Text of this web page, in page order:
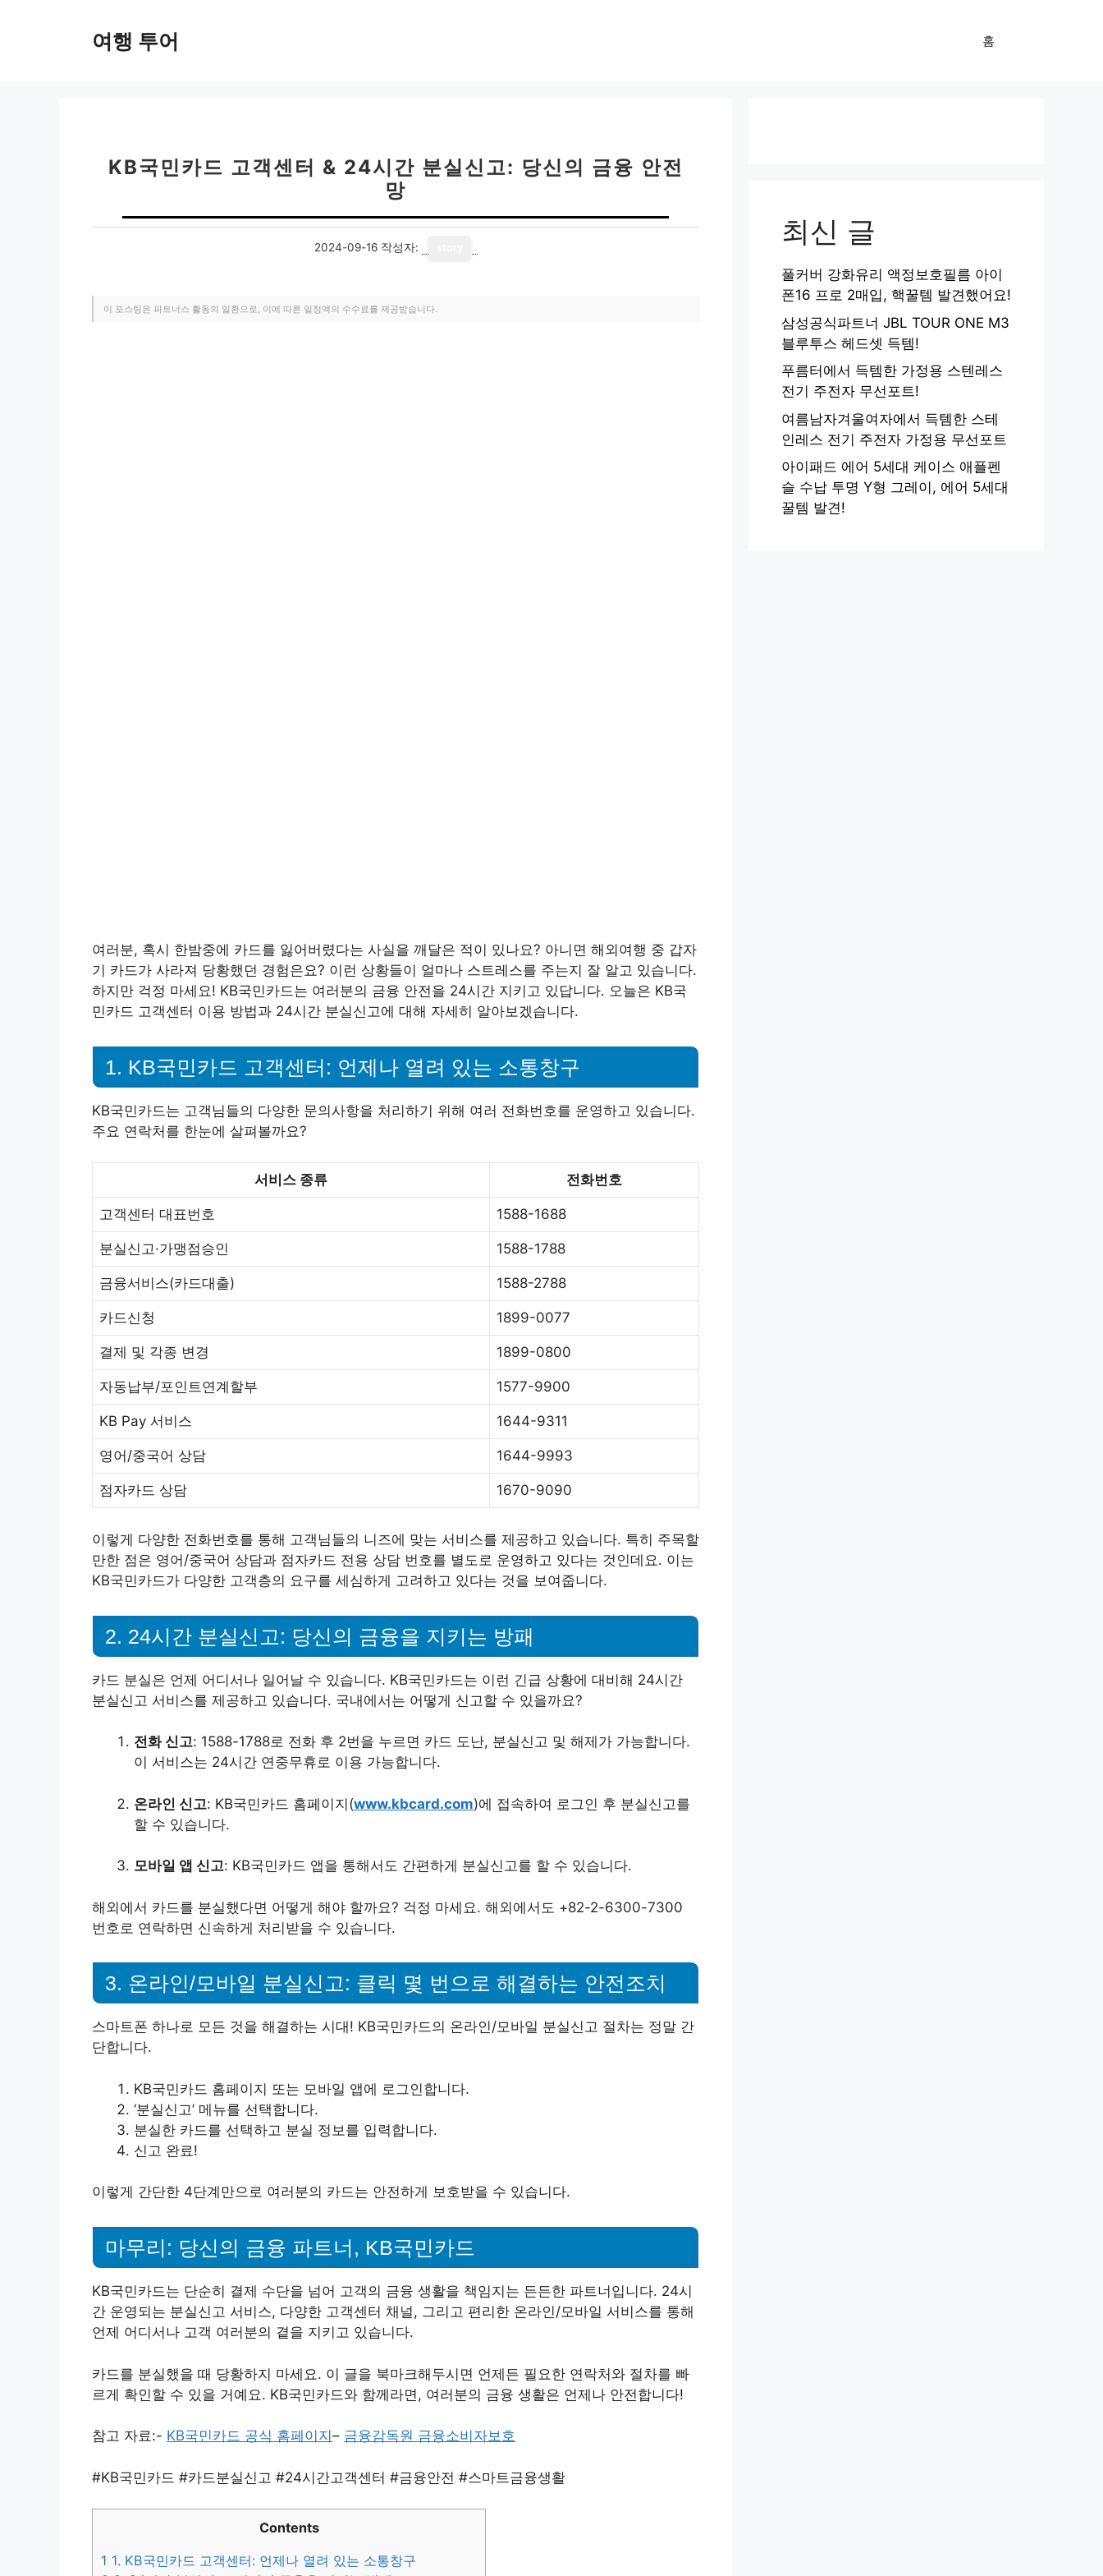
여행 투어 홈
KB국민카드 고객센터 & 24시간 분실신고: 당신의 금융 안전
망
2024-09-16 작성자:
이 포스팅은 파트너스 활동의 일환으로, 이에 따른 일정액의 수수료를 제공받습니다.
여러분, 혹시 한밤중에 카드를 잃어버렸다는 사실을 깨달은 적이 있나요? 아니면 해외여행 중 갑자
기 카드가 사라져 당황했던 경험은요? 이런 상황들이 얼마나 스트레스를 주는지 잘 알고 있습니다.
하지만 걱정 마세요! KB국민카드는 여러분의 금융 안전을 24시간 지키고 있답니다. 오늘은 KB국
민카드 고객센터 이용 방법과 24시간 분실신고에 대해 자세히 알아보겠습니다.
1. KB국민카드 고객센터: 언제나 열려 있는 소통창구
KB국민카드는 고객님들의 다양한 문의사항을 처리하기 위해 여러 전화번호를 운영하고 있습니다.
주요 연락처를 한눈에 살펴볼까요?
서비스 종류 전화번호
고객센터 대표번호 1588-1688
분실신고·가맹점승인 1588-1788
금융서비스(카드대출) 1588-2788
카드신청 1899-0077
결제 및 각종 변경 1899-0800
자동납부/포인트연계할부 1577-9900
KB Pay 서비스 1644-9311
영어/중국어 상담 1644-9993
점자카드 상담 1670-9090
이렇게 다양한 전화번호를 통해 고객님들의 니즈에 맞는 서비스를 제공하고 있습니다. 특히 주목할
만한 점은 영어/중국어 상담과 점자카드 전용 상담 번호를 별도로 운영하고 있다는 것인데요. 이는
KB국민카드가 다양한 고객층의 요구를 세심하게 고려하고 있다는 것을 보여줍니다.
2. 24시간 분실신고: 당신의 금융을 지키는 방패
카드 분실은 언제 어디서나 일어날 수 있습니다. KB국민카드는 이런 긴급 상황에 대비해 24시간
분실신고 서비스를 제공하고 있습니다. 국내에서는 어떻게 신고할 수 있을까요?
전화 신고: 1588-1788로 전화 후 2번을 누르면 카드 도난, 분실신고 및 해제가 가능합니다.
이 서비스는 24시간 연중무휴로 이용 가능합니다.
온라인 신고: KB국민카드 홈페이지(www.kbcard.com)에 접속하여 로그인 후 분실신고를
할 수 있습니다.
모바일 앱 신고: KB국민카드 앱을 통해서도 간편하게 분실신고를 할 수 있습니다.
해외에서 카드를 분실했다면 어떻게 해야 할까요? 걱정 마세요. 해외에서도 +82-2-6300-7300
번호로 연락하면 신속하게 처리받을 수 있습니다.
3. 온라인/모바일 분실신고: 클릭 몇 번으로 해결하는 안전조치
스마트폰 하나로 모든 것을 해결하는 시대! KB국민카드의 온라인/모바일 분실신고 절차는 정말 간
단합니다.
KB국민카드 홈페이지 또는 모바일 앱에 로그인합니다.
‘분실신고’ 메뉴를 선택합니다.
분실한 카드를 선택하고 분실 정보를 입력합니다.
신고 완료!
이렇게 간단한 4단계만으로 여러분의 카드는 안전하게 보호받을 수 있습니다.
마무리: 당신의 금융 파트너, KB국민카드
KB국민카드는 단순히 결제 수단을 넘어 고객의 금융 생활을 책임지는 든든한 파트너입니다. 24시
간 운영되는 분실신고 서비스, 다양한 고객센터 채널, 그리고 편리한 온라인/모바일 서비스를 통해
언제 어디서나 고객 여러분의 곁을 지키고 있습니다.
카드를 분실했을 때 당황하지 마세요. 이 글을 북마크해두시면 언제든 필요한 연락처와 절차를 빠
르게 확인할 수 있을 거예요. KB국민카드와 함께라면, 여러분의 금융 생활은 언제나 안전합니다!
참고 자료:- KB국민카드 공식 홈페이지– 금융감독원 금융소비자보호
#KB국민카드 #카드분실신고 #24시간고객센터 #금융안전 #스마트금융생활
Contents
1 1. KB국민카드 고객센터: 언제나 열려 있는 소통창구
최신 글
풀커버 강화유리 액정보호필름 아이
폰16 프로 2매입, 핵꿀템 발견했어요!
삼성공식파트너 JBL TOUR ONE M3
블루투스 헤드셋 득템!
푸름터에서 득템한 가정용 스텐레스
전기 주전자 무선포트!
여름남자겨울여자에서 득템한 스테
인레스 전기 주전자 가정용 무선포트
아이패드 에어 5세대 케이스 애플펜
슬 수납 투명 Y형 그레이, 에어 5세대
꿀템 발견!